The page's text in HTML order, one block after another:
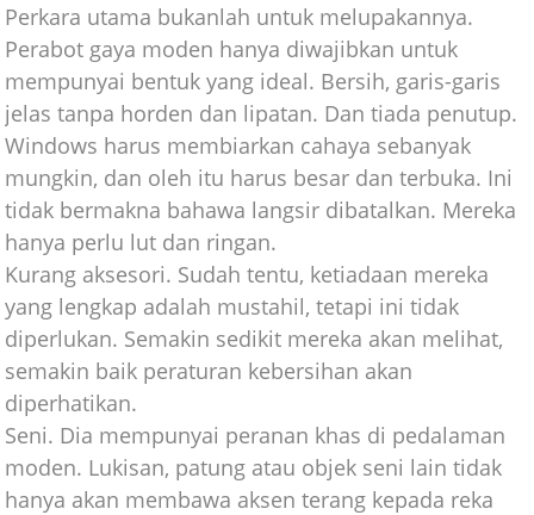
Perkara utama bukanlah untuk melupakannya.
Perabot gaya moden hanya diwajibkan untuk
mempunyai bentuk yang ideal. Bersih, garis-garis
jelas tanpa horden dan lipatan. Dan tiada penutup.
Windows harus membiarkan cahaya sebanyak
mungkin, dan oleh itu harus besar dan terbuka. Ini
tidak bermakna bahawa langsir dibatalkan. Mereka
hanya perlu lut dan ringan.
Kurang aksesori. Sudah tentu, ketiadaan mereka
yang lengkap adalah mustahil, tetapi ini tidak
diperlukan. Semakin sedikit mereka akan melihat,
semakin baik peraturan kebersihan akan
diperhatikan.
Seni. Dia mempunyai peranan khas di pedalaman
moden. Lukisan, patung atau objek seni lain tidak
hanya akan membawa aksen terang kepada reka